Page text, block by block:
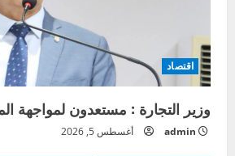
اقتصاد
وزير التجارة : مستعدون لمواجهة
admin أغسطس 5, 2026